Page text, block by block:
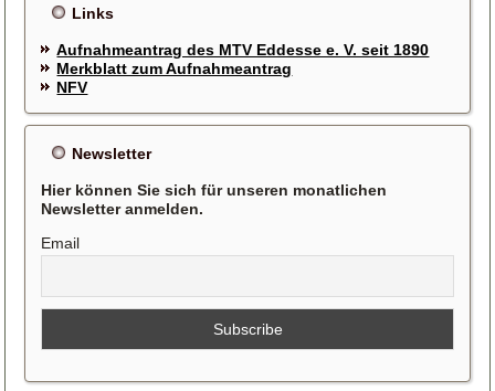
Links
Aufnahmeantrag des MTV Eddesse e. V. seit 1890
Merkblatt zum Aufnahmeantrag
NFV
Newsletter
Hier können Sie sich für unseren monatlichen
Newsletter anmelden.
Email